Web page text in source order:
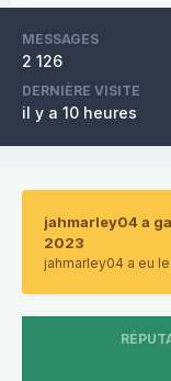
MESSAGES
2 126
DERNIÈRE VISITE
il y a 10 heures
jahmarley04 a
2023
jahmarley04 a eu